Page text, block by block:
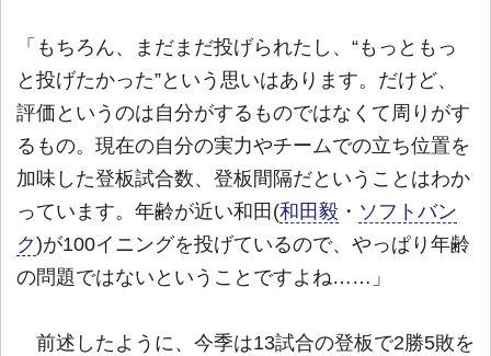
「もちろん、まだまだ投げられたし、“もっともっ
と投げたかった”という思いはあります。だけど、
評価というのは自分がするものではなくて周りがす
るもの。現在の自分の実力やチームでの立ち位置を
加味した登板試合数、登板間隔だということはわか
っています。年齢が近い和田(和田毅 ・ ソフトバン
ク)が100イニングを投げているので、やっぱり年齢
の問題ではないということですよね……」
前述したように、今季は13試合の登板で2勝5敗を